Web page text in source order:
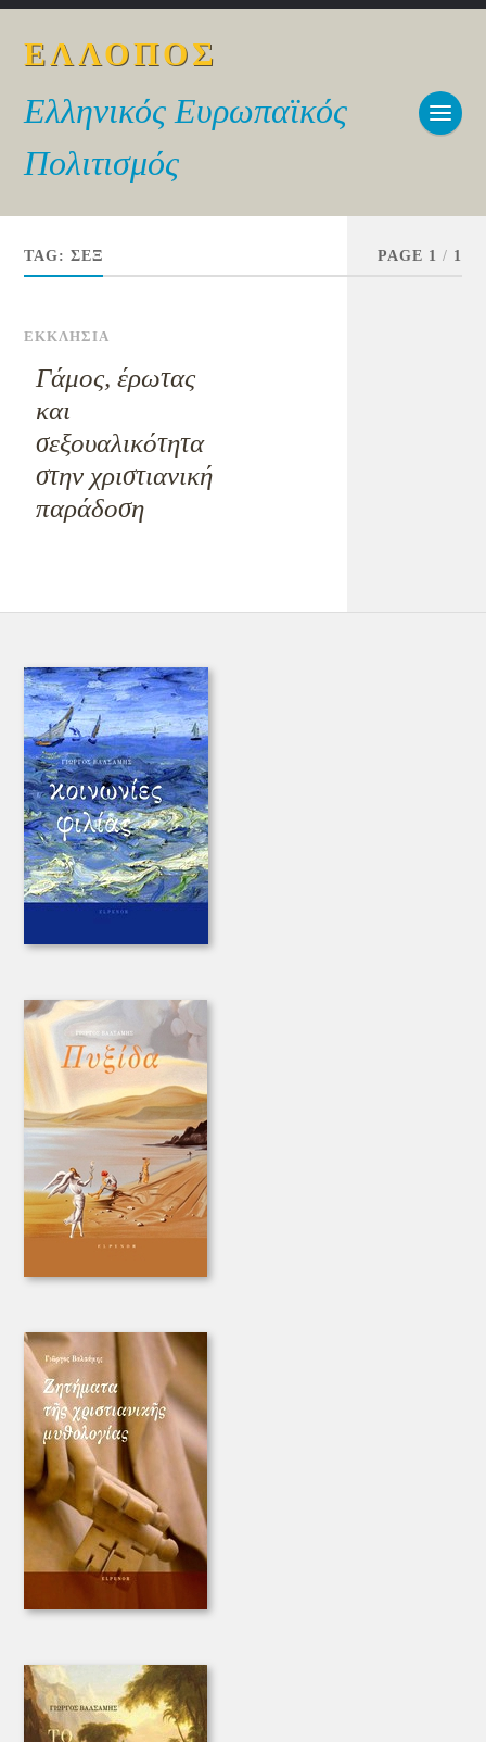
ΕΛΛΟΠΟΣ
Ελληνικός Ευρωπαϊκός
Πολιτισμός
TAG:ΣΕΞ PAGE 1 / 1
ΕΚΚΛΗΣΙΑ
Γάμος, έρωτας
και
σεξουαλικότητα
στην χριστιανική
παράδοση